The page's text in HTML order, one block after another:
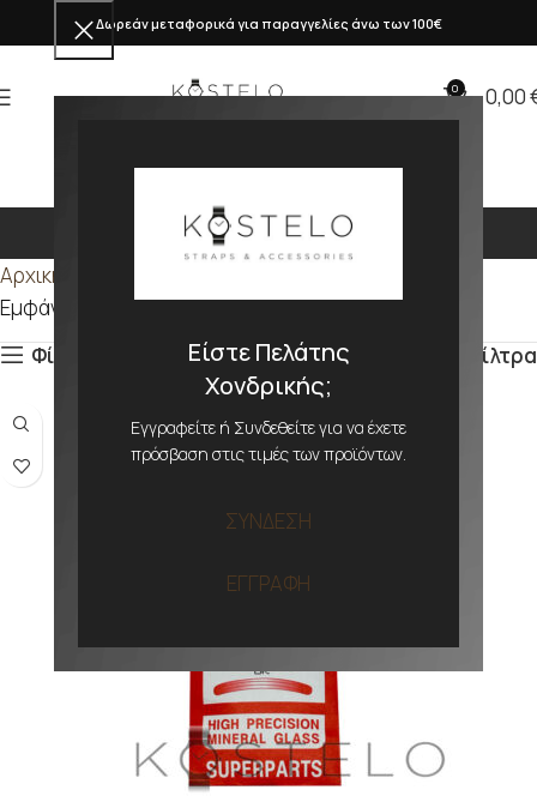
Είστε Πελάτης
Χονδρικής;
Εγγραφείτε ή Συνδεθείτε για να έχετε
πρόσβαση στις τιμές των προϊόντων.
ΣΥΝΔΕΣΗ
ΕΓΓΡΑΦΗ
Δωρεάν μεταφορικά για παραγγελίες άνω των 100€
0 0,00
393mm
Αρχική σελίδα
Εμφάνιση του μοναδικού αποτελέσματος
Φίλτρα
Φίλτρα